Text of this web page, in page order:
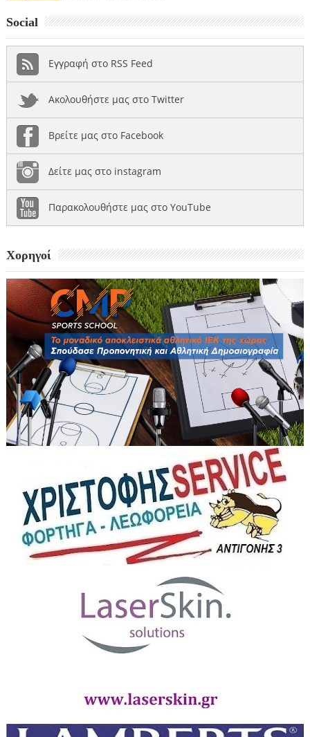
Social
Εγγραφή στο RSS Feed
Ακολουθήστε μας στο Twitter
Βρείτε μας στο Facebook
Δείτε μας στο instagram
Παρακολουθήστε μας στο YouTube
Χορηγοί